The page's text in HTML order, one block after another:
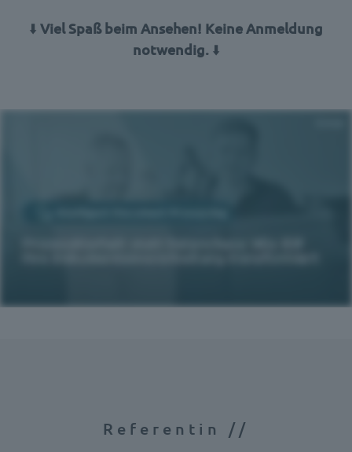
⬇️ Viel Spaß beim Ansehen! Keine Anmeldung
notwendig. ⬇️
Referentin //